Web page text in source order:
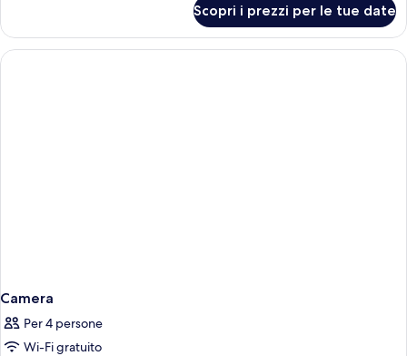
View
Room
Partial
Ocean
Scopri i prezzi per le tue date
Camera
Per 4 persone
Wi-Fi gratuito